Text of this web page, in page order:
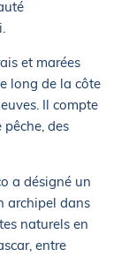
et marées
long de la côte
Il compte
des
a désigné un
archipel dans
naturels en
entre